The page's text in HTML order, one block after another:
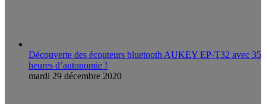
Découverte des écouteurs bluetooth AUKEY EP-T32 avec 35
heures d’autonomie !
mardi 29 décembre 2020